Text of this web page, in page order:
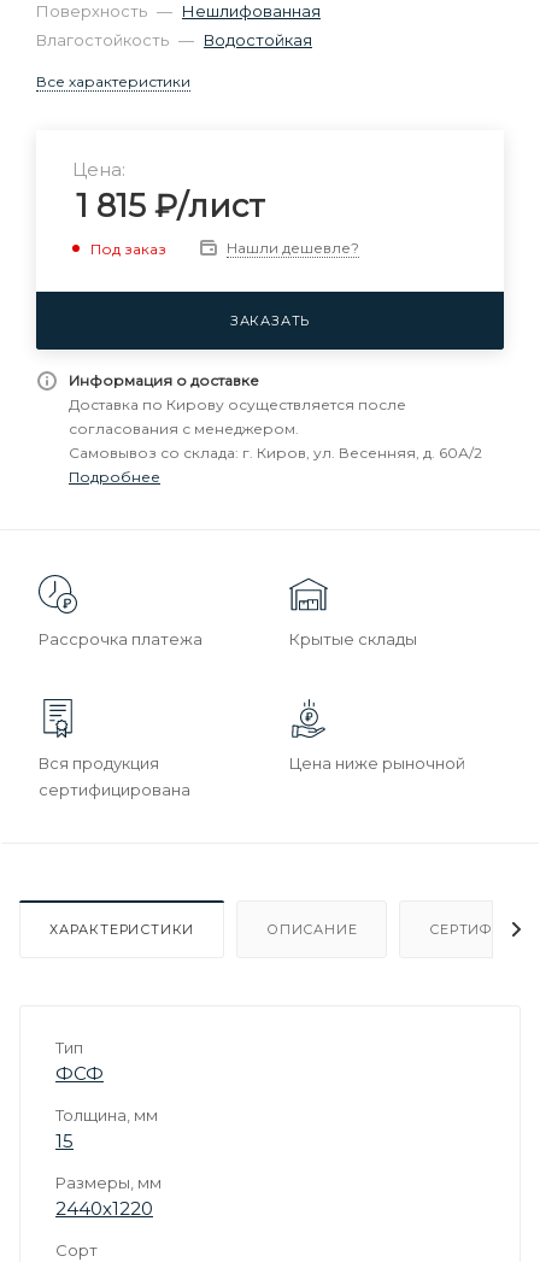
Поверхность — Нешлифованная
Влагостойкость — Водостойкая
Все характеристики
Цена:
1 815 ₽/лист
Под заказ Нашли дешевле?
ЗАКАЗАТЬ
Информация о доставке
Доставка по Кирову осуществляется после
согласования с менеджером.
Самовывоз со склада: г. Киров, ул. Весенняя, д. 60А/2
Подробнее
Рассрочка платежа Крытые склады
Вся продукция
сертифицирована
Цена ниже рыночной
ХАРАКТЕРИСТИКИ ОПИСАНИЕ
Тип
ФСФ
Толщина, мм
15
Размеры, мм
2440х1220
Сорт